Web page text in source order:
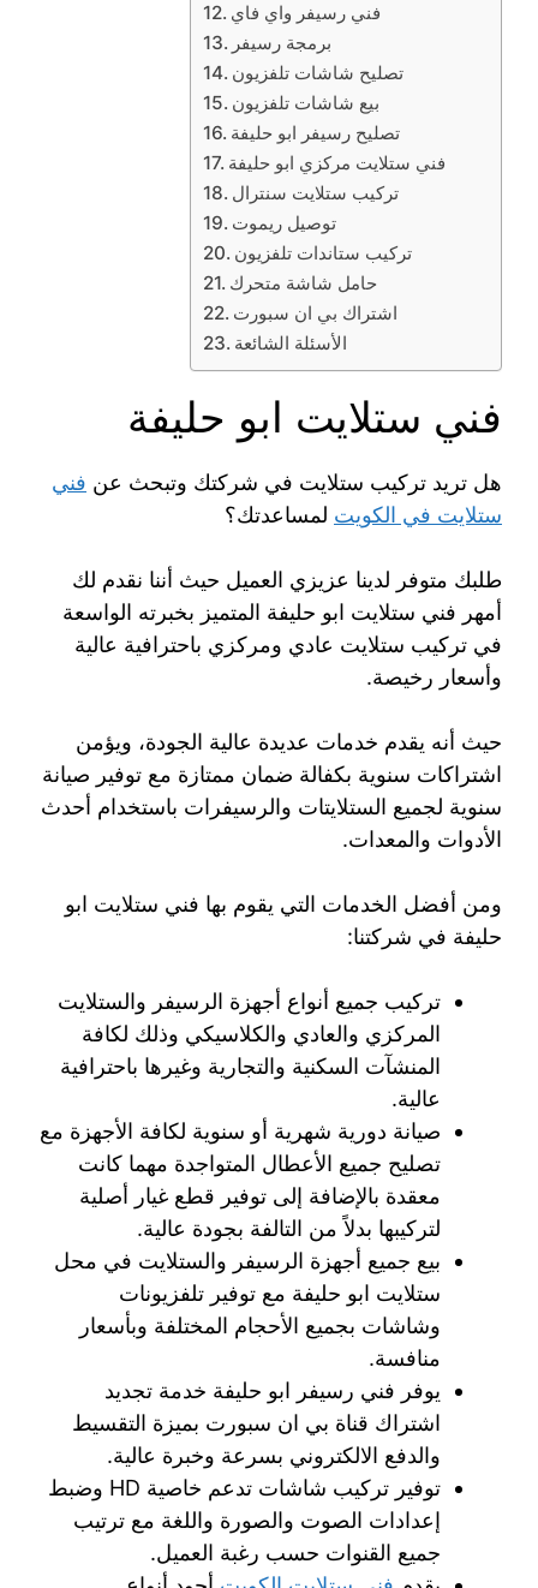
فني رسيفر واي فاي
برمجة رسيفر
بيع شاشات تلفزيون
تصليح رسيفر ابو حليفة
فني ستلايت مركزي ابو حليفة
تركيب ستلايت سنترال
توصيل ريموت
تركيب ستاندات تلفزيون
حامل شاشة متحرك
اشتراك بي ان سبورت
الأسئلة الشائعة
فني ستلايت ابو حليفة
هل تريد تركيب ستلايت في شركتك وتبحث عن فني
ستلايت في الكويت لمساعدتك؟
طلبك متوفر لدينا عزيزي العميل حيث أننا نقدم لك
أمهر فني ستلايت ابو حليفة المتميز بخبرته الواسعة
في تركيب ستلايت عادي ومركزي باحترافية عالية
وأسعار رخيصة.
حيث أنه يقدم خدمات عديدة عالية الجودة، ويؤمن
اشتراكات سنوية بكفالة ضمان ممتازة مع توفير صيانة
سنوية لجميع الستلايتات والرسيفرات باستخدام أحدث
الأدوات والمعدات.
ومن أفضل الخدمات التي يقوم بها فني ستلايت ابو
حليفة في شركتنا:
تركيب جميع أنواع أجهزة الرسيفر والستلايت
المركزي والعادي والكلاسيكي وذلك لكافة
المنشآت السكنية والتجارية وغيرها باحترافية
عالية.
صيانة دورية شهرية أو سنوية لكافة الأجهزة مع
تصليح جميع الأعطال المتواجدة مهما كانت
معقدة بالإضافة إلى توفير قطع غيار أصلية
لتركيبها بدلاً من التالفة بجودة عالية.
بيع جميع أجهزة الرسيفر والستلايت في محل
ستلايت ابو حليفة مع توفير تلفزيونات
وشاشات بجميع الأحجام المختلفة وبأسعار
منافسة.
يوفر فني رسيفر ابو حليفة خدمة تجديد
اشتراك قناة بي ان سبورت بميزة التقسيط
والدفع الالكتروني بسرعة وخبرة عالية.
توفير تركيب شاشات تدعم خاصية HD وضبط
إعدادات الصوت والصورة واللغة مع ترتيب
جميع القنوات حسب رغبة العميل.